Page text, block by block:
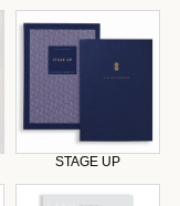
STAGE UP